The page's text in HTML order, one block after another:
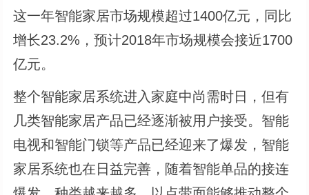
这一年智能家居市场规模超过1400亿元，同比
增长23.2%，预计2018年市场规模会接近1700
亿元。
整个智能家居系统进入家庭中尚需时日，但有
几类智能家居产品已经逐渐被用户接受。智能
电视和智能门锁等产品已经迎来了爆发，智能
家居系统也在日益完善，随着智能单品的接连